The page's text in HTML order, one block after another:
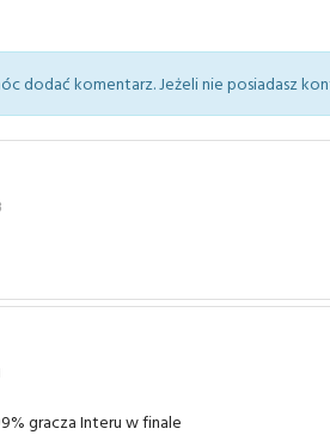
dodać komentarz. Jeżeli nie posiadasz
gracza Interu w finale